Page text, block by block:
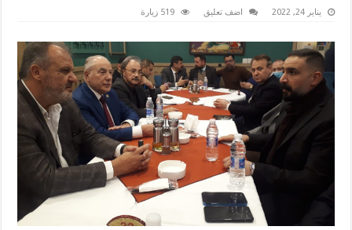
يناير 24, 2022 اضف تعليق 519 زيارة